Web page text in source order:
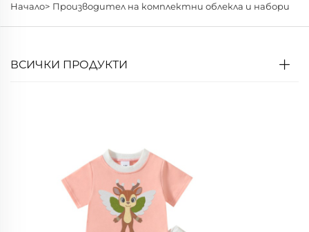
Начало> Производител на комплектни облекла и набори
ВСИЧКИ ПРОДУКТИ